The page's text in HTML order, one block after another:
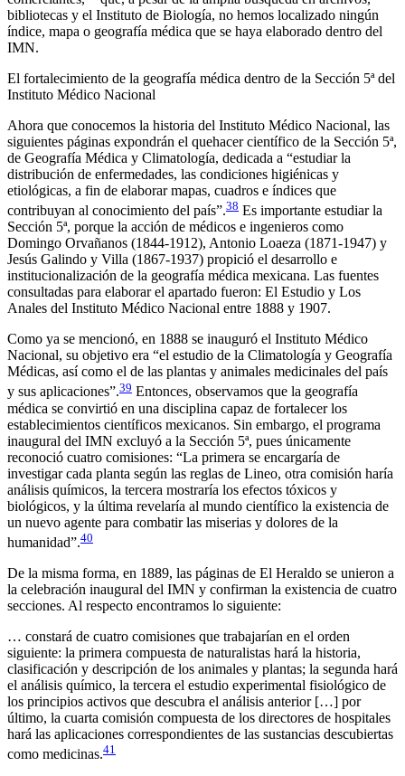
bibliotecas y el Instituto de Biología, no hemos localizado ningún
índice, mapa o geografía médica que se haya elaborado dentro del
IMN.
El fortalecimiento de la geografía médica dentro de la Sección 5ª del
Instituto Médico Nacional
Ahora que conocemos la historia del Instituto Médico Nacional, las
siguientes páginas expondrán el quehacer científico de la Sección 5ª,
de Geografía Médica y Climatología, dedicada a “estudiar la
distribución de enfermedades, las condiciones higiénicas y
etiológicas, a fin de elaborar mapas, cuadros e índices que
contribuyan al conocimiento del país”.38 Es importante estudiar la
Sección 5ª, porque la acción de médicos e ingenieros como
Domingo Orvañanos (1844-1912), Antonio Loaeza (1871-1947) y
Jesús Galindo y Villa (1867-1937) propició el desarrollo e
institucionalización de la geografía médica mexicana. Las fuentes
consultadas para elaborar el apartado fueron: El Estudio y Los
Anales del Instituto Médico Nacional entre 1888 y 1907.
Como ya se mencionó, en 1888 se inauguró el Instituto Médico
Nacional, su objetivo era “el estudio de la Climatología y Geografía
Médicas, así como el de las plantas y animales medicinales del país
y sus aplicaciones”.39 Entonces, observamos que la geografía
médica se convirtió en una disciplina capaz de fortalecer los
establecimientos científicos mexicanos. Sin embargo, el programa
inaugural del IMN excluyó a la Sección 5ª, pues únicamente
reconoció cuatro comisiones: “La primera se encargaría de
investigar cada planta según las reglas de Lineo, otra comisión haría
análisis químicos, la tercera mostraría los efectos tóxicos y
biológicos, y la última revelaría al mundo científico la existencia de
un nuevo agente para combatir las miserias y dolores de la
humanidad”.40
De la misma forma, en 1889, las páginas de El Heraldo se unieron a
la celebración inaugural del IMN y confirman la existencia de cuatro
secciones. Al respecto encontramos lo siguiente:
… constará de cuatro comisiones que trabajarían en el orden
siguiente: la primera compuesta de naturalistas hará la historia,
clasificación y descripción de los animales y plantas; la segunda hará
el análisis químico, la tercera el estudio experimental fisiológico de
los principios activos que descubra el análisis anterior […] por
último, la cuarta comisión compuesta de los directores de hospitales
hará las aplicaciones correspondientes de las sustancias descubiertas
como medicinas.41